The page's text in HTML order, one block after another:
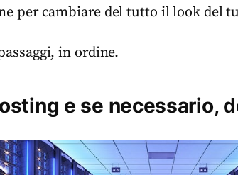
per cambiare del tutto il look del
in ordine.
e se necessario,